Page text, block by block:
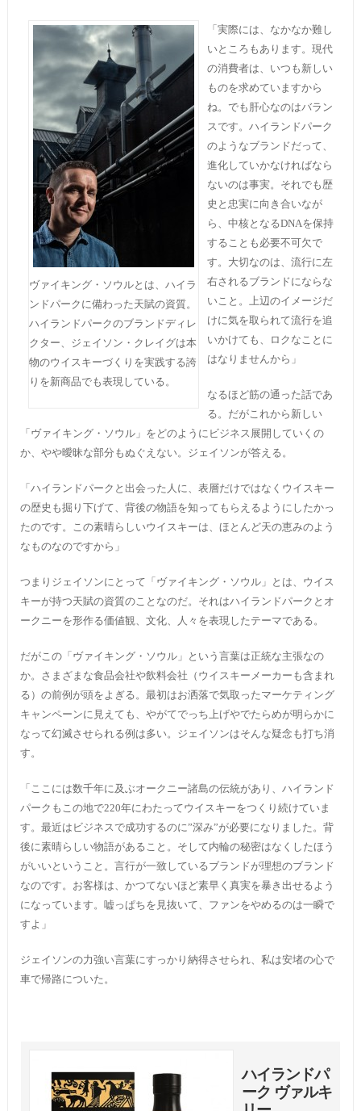
ヴァイキング・ソウルとは、ハイラ
ンドパークに備わった天賦の資質。
ハイランドパークのブランドディレ
クター、ジェイソン・クレイグは本
物のウイスキーづくりを実践する誇
りを新商品でも表現している。
「実際には、なかなか難し
いところもあります。現代
の消費者は、いつも新しい
ものを求めていますから
ね。でも肝心なのはバラン
スです。ハイランドパーク
のようなブランドだって、
進化していかなければなら
ないのは事実。それでも歴
史と忠実に向き合いなが
ら、中核となるDNAを保持
することも必要不可欠で
す。大切なのは、流行に左
右されるブランドにならな
いこと。上辺のイメージだ
けに気を取られて流行を追
いかけても、ロクなことに
はなりませんから」
なるほど筋の通った話であ
る。だがこれから新しい
「ヴァイキング・ソウル」をどのようにビジネス展開していくの
か、やや曖昧な部分もぬぐえない。ジェイソンが答える。
「ハイランドパークと出会った人に、表層だけではなくウイスキー
の歴史も掘り下げて、背後の物語を知ってもらえるようにしたかっ
たのです。この素晴らしいウイスキーは、ほとんど天の恵みのよう
なものなのですから」
つまりジェイソンにとって「ヴァイキング・ソウル」とは、ウイス
キーが持つ天賦の資質のことなのだ。それはハイランドパークとオ
ークニーを形作る価値観、文化、人々を表現したテーマである。
だがこの「ヴァイキング・ソウル」という言葉は正統な主張なの
か。さまざまな食品会社や飲料会社（ウイスキーメーカーも含まれ
る）の前例が頭をよぎる。最初はお洒落で気取ったマーケティング
キャンペーンに見えても、やがてでっち上げやでたらめが明らかに
なって幻滅させられる例は多い。ジェイソンはそんな疑念も打ち消
す。
「ここには数千年に及ぶオークニー諸島の伝統があり、ハイランド
パークもこの地で220年にわたってウイスキーをつくり続けていま
す。最近はビジネスで成功するのに”深み”が必要になりました。背
後に素晴らしい物語があること。そして内輪の秘密はなくしたほう
がいいということ。言行が一致しているブランドが理想のブランド
なのです。お客様は、かつてないほど素早く真実を暴き出せるよう
になっています。嘘っぱちを見抜いて、ファンをやめるのは一瞬で
すよ」
ジェイソンの力強い言葉にすっかり納得させられ、私は安堵の心で
車で帰路についた。
ハイランドパ
ーク ヴァルキ